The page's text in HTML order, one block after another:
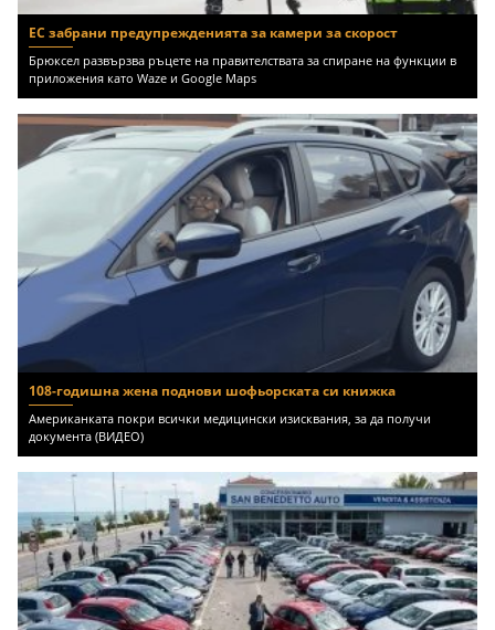
ЕС забрани предупрежденията за камери за скорост
Брюксел развързва ръцете на правителствата за спиране на функции в
приложения като Waze и Google Maps
108-годишна жена поднови шофьорската си книжка
Американката покри всички медицински изисквания, за да получи
документа (ВИДЕО)